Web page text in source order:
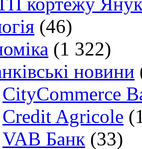
(46)
(1 322)
новини
CityCommerce
Credit Agricole
VAB Банк (33)